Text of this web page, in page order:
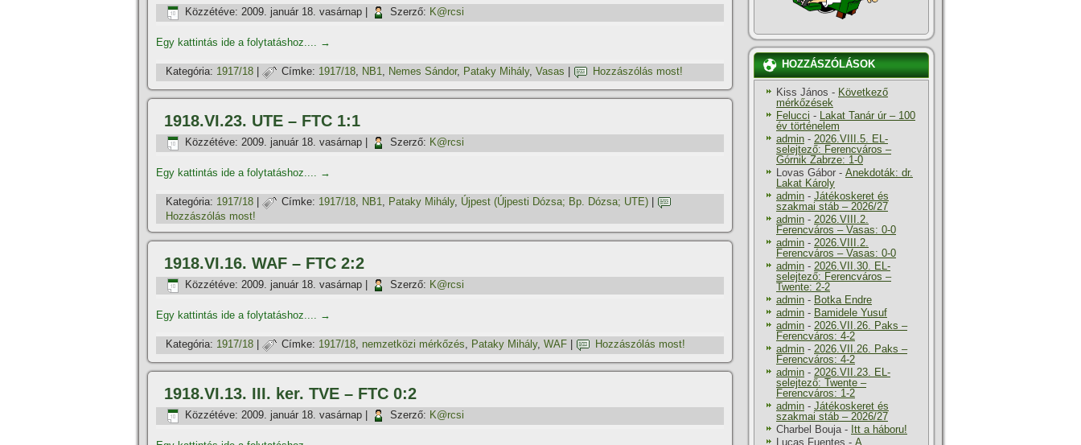
Közzétéve: 2009. január 18. vasárnap Szerző: K@rcsi
Egy kattintás ide a folytatáshoz.... →
Kategória: 1917/18 Címke: 1917/18, NB1, Nemes Sándor, Pataky Mihály, Vasas Hozzászólás most!
1918.VI.23. UTE – FTC 1:1
Közzétéve: 2009. január 18. vasárnap Szerző: K@rcsi
Egy kattintás ide a folytatáshoz.... →
Kategória: 1917/18 Címke: 1917/18, NB1, Pataky Mihály, Újpest (Újpesti Dózsa; Bp. Dózsa; UTE)
Hozzászólás most!
1918.VI.16. WAF – FTC 2:2
Közzétéve: 2009. január 18. vasárnap Szerző: K@rcsi
Egy kattintás ide a folytatáshoz.... →
Kategória: 1917/18 Címke: 1917/18, nemzetközi mérkőzés, Pataky Mihály, WAF Hozzászólás most!
1918.VI.13. III. ker. TVE – FTC 0:2
Közzétéve: 2009. január 18. vasárnap Szerző: K@rcsi
HOZZÁSZÓLÁSOK
Kiss János - Következő
mérkőzések
Felucci - Lakat Tanár úr – 100
év történelem
admin - 2026.VIII.5. EL-
selejtező: Ferencváros –
Górnik Zabrze: 1-0
Lovas Gábor - Anekdoták: dr.
Lakat Károly
admin - Játékoskeret és
szakmai stáb – 2026/27
admin - 2026.VIII.2.
Ferencváros – Vasas: 0-0
admin - 2026.VIII.2.
Ferencváros – Vasas: 0-0
admin - 2026.VII.30. EL-
selejtező: Ferencváros –
Twente: 2-2
admin - Botka Endre
admin - Bamidele Yusuf
admin - 2026.VII.26. Paks –
Ferencváros: 4-2
admin - 2026.VII.26. Paks –
Ferencváros: 4-2
admin - 2026.VII.23. EL-
selejtező: Twente –
Ferencváros: 1-2
admin - Játékoskeret és
szakmai stáb – 2026/27
Charbel Bouja- Itt a háboru!
Lucas Fuentes - A